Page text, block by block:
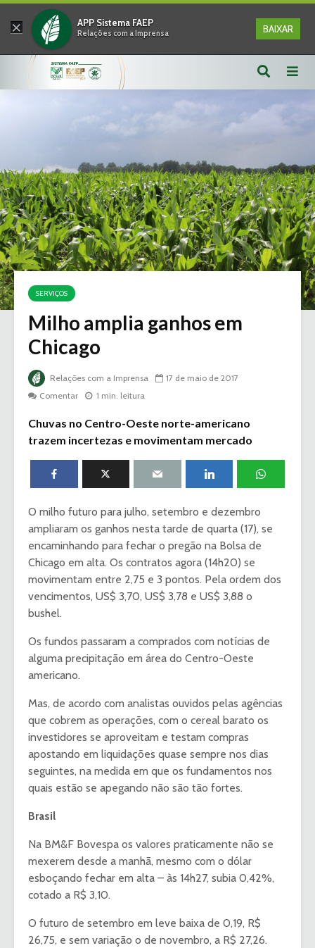
× APP Sistema FAEP
Relações com a Imprensa BAIXAR
SERVIÇOS
Milho amplia ganhos em
Chicago
Relações com a Imprensa
17 de maio de 2017
Comentar
1 min. leitura
Chuvas no Centro-Oeste norte-americano
trazem incertezas e movimentam mercado
O milho futuro para julho, setembro e dezembro
ampliaram os ganhos nesta tarde de quarta (17), se
encaminhando para fechar o pregão na Bolsa de
Chicago em alta. Os contratos agora (14h20) se
movimentam entre 2,75 e 3 pontos. Pela ordem dos
vencimentos, US$ 3,70, US$ 3,78 e US$ 3,88 o
bushel.
Os fundos passaram a comprados com notícias de
alguma precipitação em área do Centro-Oeste
americano.
Mas, de acordo com analistas ouvidos pelas agências
que cobrem as operações, com o cereal barato os
investidores se aproveitam e testam compras
apostando em liquidações quase sempre nos dias
seguintes, na medida em que os fundamentos nos
quais estão se apegando não são tão fortes.
Brasil
Na BM&F Bovespa os valores praticamente não se
mexerem desde a manhã, mesmo com o dólar
esboçando fechar em alta – às 14h27, subia 0,42%,
cotado a R$ 3,10.
O futuro de setembro em leve baixa de 0,19, R$
26,75, e sem variação o de novembro, a R$ 27,26.